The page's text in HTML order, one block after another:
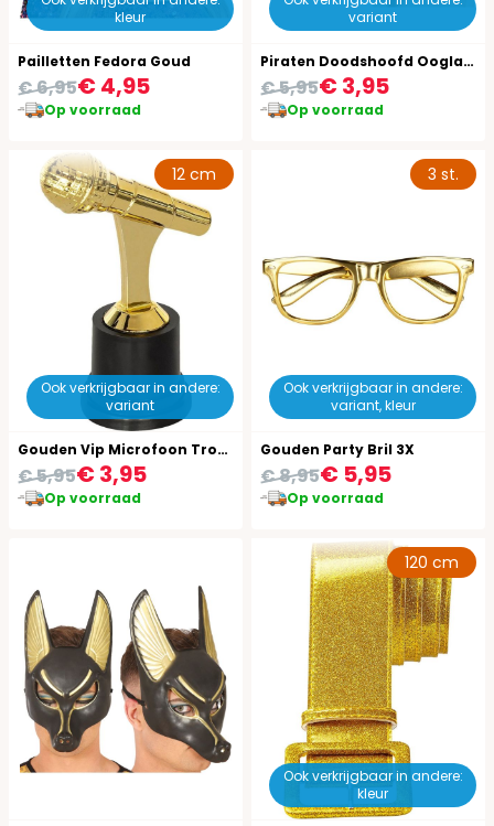
kleur
Pailletten Fedora Goud
€ 4,95
€ 6,95
Op voorraad
variant
Piraten Doodshoofd Ooglap met Oorbel
€ 3,95
€ 5,95
Op voorraad
Ook verkrijgbaar in andere:
variant
12 cm
Gouden Vip Microfoon Trofee
€ 3,95
€ 5,95
Op voorraad
Ook verkrijgbaar in andere:
variant, kleur
3 st.
Gouden Party Bril 3X
€ 5,95
€ 8,95
Op voorraad
Ook verkrijgbaar in andere:
kleur
120 cm